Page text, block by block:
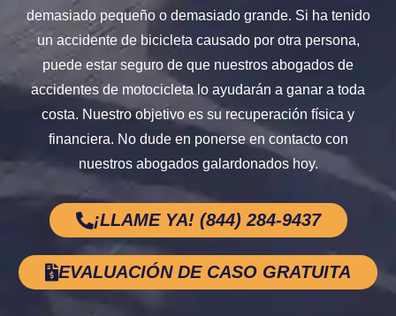
demasiado pequeño o demasiado grande. Si ha tenido
un accidente de bicicleta causado por otra persona,
puede estar seguro de que nuestros abogados de
accidentes de motocicleta lo ayudarán a ganar a toda
costa. Nuestro objetivo es su recuperación física y
financiera. No dude en ponerse en contacto con
nuestros abogados galardonados hoy.
¡LLAME YA! (844) 284-9437
EVALUACIÓN DE CASO GRATUITA